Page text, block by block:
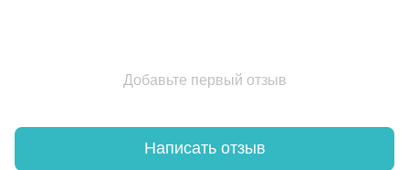
Добавьте первый отзыв
Написать отзыв